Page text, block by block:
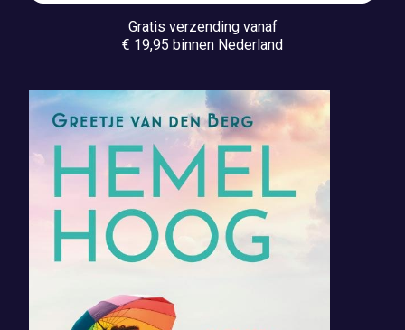
Gratis verzending vanaf
€ 19,95 binnen Nederland